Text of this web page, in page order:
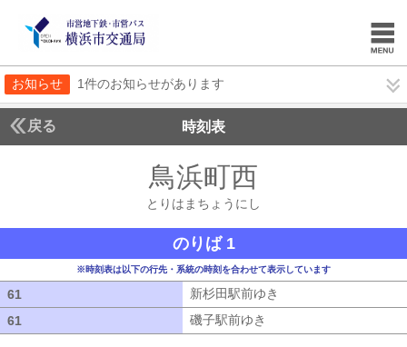
お知らせ 1件のお知らせがあります
戻る 時刻表
鳥浜町西
とりはまちょうにし
のりば 1
※時刻表は以下の行先・系統の時刻を合わせて表示しています
61 新杉田駅前ゆき
61
磯子駅前ゆき